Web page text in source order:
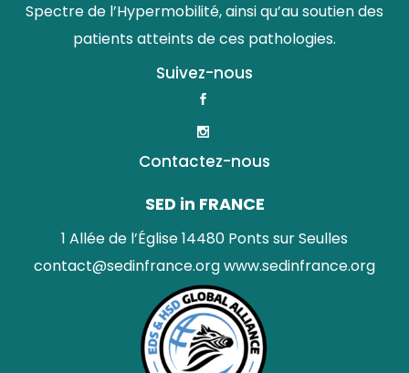
Spectre de l’Hypermobilité, ainsi qu’au soutien des
patients atteints de ces pathologies.
Suivez-nous
Contactez-nous
SED in FRANCE
1 Allée de l’Église 14480 Ponts sur Seulles
contact@sedinfrance.orgwww.sedinfrance.org